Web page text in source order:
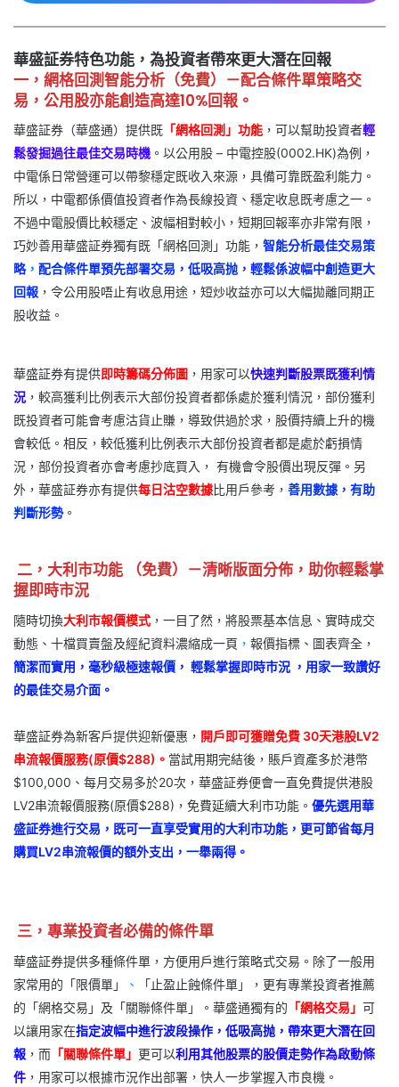
華盛証券特色功能，為投資者帶來更大潛在回報
一，網格回測智能分析（免費）－配合條件單策略交
易，公用股亦能創造高達10%回報。
華盛証券（華盛通）提供既 「網格回測」功能 ，可以幫助投資者輕
鬆發掘過往最佳交易時機 。以公用股 – 中電控股(0002.HK)為例，
中電係日常營運可以帶黎穩定既收入來源，具備可靠既盈利能力。
所以，中電都係價值投資者作為長線投資、穩定收息既考慮之一。
不過中電股價比較穩定、波幅相對較小，短期回報率亦非常有限，
巧妙善用華盛証券獨有既「網格回測」功能， 智能分析最佳交易策
略， 配合條件單預先部署交易，低吸高抛，輕鬆係波幅中創造更大
回報 ，令公用股唔止有收息用途，短炒收益亦可以大幅拋離同期正
股收益。
華盛証券有提供即時籌碼分佈圖 ，用家可以快速判斷股票既獲利情
況 ，較高獲利比例表示大部份投資者都係處於獲利情況，部份獲利
既投資者可能會考慮沽貨止賺，導致供過於求，股價持續上升的機
會較低。相反，較低獲利比例表示大部份投資者都是處於虧損情
況，部份投資者亦會考慮抄底買入， 有機會令股價出現反彈。另
外，華盛証券亦有提供每日沽空數據比用戶參考， 善用數據，有助
判斷形勢。
二，大利市功能 （免費）－清晰版面分佈，助你輕鬆掌
握即時市況
隨時切換大利市報價模式 ，一目了然，將股票基本信息、實時成交
動態、十檔買賣盤及經紀資料濃縮成一頁 ， 報價指標、圖表齊全，
簡潔而實用，毫秒級極速報價， 輕鬆掌握即時市況 ，用家一致讚好
的最佳交易介面。
華盛証券為新客戶提供迎新優惠， 開戶即可獲贈免費 30天港股LV2
串流報價服務(原價$288)。 當試用期完結後，賬戶資產多於港幣
$100,000、每月交易多於20次，華盛証券便會一直免費提供港股
LV2串流報價服務(原價$288)，免費延續大利市功能。 優先選用華
盛証券進行交易，既可一直享受實用的大利市功能，更可節省每月
購買LV2串流報價的額外支出，一舉兩得。
三，專業投資者必備的條件單
華盛証券提供多種條件單，方便用戶進行策略式交易。除了一般用
家常用的「限價單」
、
「止盈止蝕條件單」，更有專業投資者推薦
的「網格交易」及「關聯條件單」。華盛通獨有的 「網格交易」 可
以讓用家在指定波幅中進行波段操作，低吸高抛，帶來更大潛在回
報 ，而 「關聯條件單」 更可以利用其他股票的股價走勢作為啟動條
件 ，用家可以根據市況作出部署，快人一步掌握入市良機。